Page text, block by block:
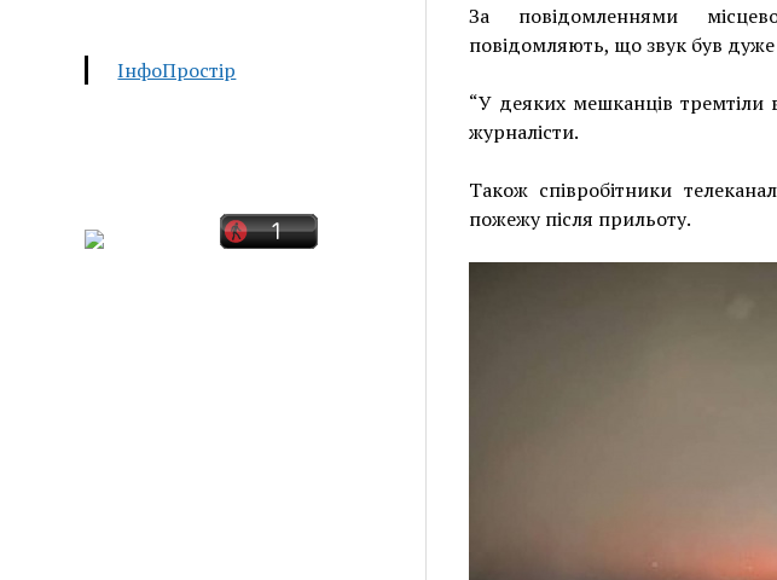
ІнфоПростір
За повідомленнями
повідомляють, що звук був
“У деяких мешканців тремтіли
журналісти.
Також співробітники
пожежу після прильоту.